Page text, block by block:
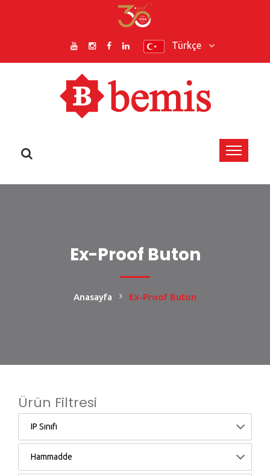
Türkçe
Ex-Proof Buton
Anasayfa Ex-Proof Buton
Ürün Filtresi
IP Sınıfı
Hammadde